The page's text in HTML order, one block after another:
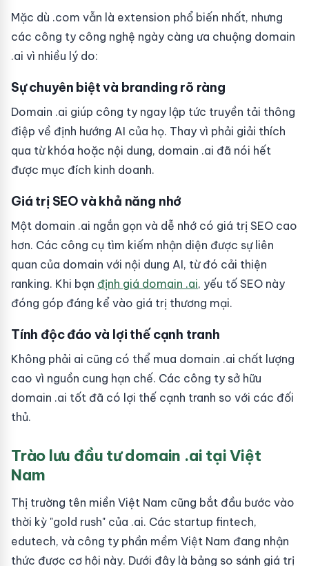
Mặc dù .com vẫn là extension phổ biến nhất, nhưng
các công ty công nghệ ngày càng ưa chuộng domain
.ai vì nhiều lý do:
Sự chuyên biệt và branding rõ ràng
Domain .ai giúp công ty ngay lập tức truyền tải thông
điệp về định hướng AI của họ. Thay vì phải giải thích
qua từ khóa hoặc nội dung, domain .ai đã nói hết
được mục đích kinh doanh.
Giá trị SEO và khả năng nhớ
Một domain .ai ngắn gọn và dễ nhớ có giá trị SEO cao
hơn. Các công cụ tìm kiếm nhận diện được sự liên
quan của domain với nội dung AI, từ đó cải thiện
ranking. Khi bạn định giá domain .ai, yếu tố SEO này
đóng góp đáng kể vào giá trị thương mại.
Tính độc đáo và lợi thế cạnh tranh
Không phải ai cũng có thể mua domain .ai chất lượng
cao vì nguồn cung hạn chế. Các công ty sở hữu
domain .ai tốt đã có lợi thế cạnh tranh so với các đối
thủ.
Trào lưu đầu tư domain .ai tại Việt
Nam
Thị trường tên miền Việt Nam cũng bắt đầu bước vào
thời kỳ "gold rush" của .ai. Các startup fintech,
edutech, và công ty phần mềm Việt Nam đang nhận
thức được cơ hội này. Dưới đây là bảng so sánh giá trị